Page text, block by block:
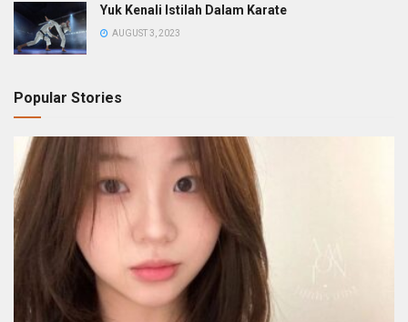
Yuk Kenali Istilah Dalam Karate
AUGUST 3, 2023
Popular Stories